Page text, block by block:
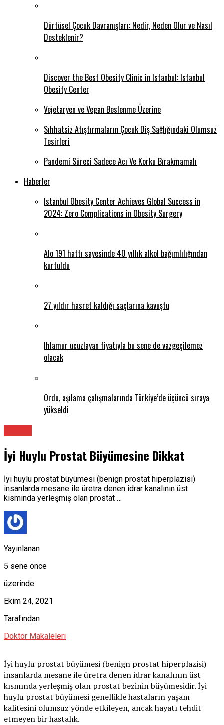
Dürtüsel Çocuk Davranışları: Nedir, Neden Olur ve Nasıl
Desteklenir?
Discover the Best Obesity Clinic in Istanbul: Istanbul
Obesity Center
Vejetaryen ve Vegan Beslenme Üzerine
Sıhhatsiz Atıştırmaların Çocuk Diş Sağlığındaki Olumsuz
Tesirleri
Pandemi Süreci Sadece Acı Ve Korku Bırakmamalı
Haberler
Istanbul Obesity Center Achieves Global Success in
2024: Zero Complications in Obesity Surgery
Alo 191 hattı sayesinde 40 yıllık alkol bağımlılığından
kurtuldu
27 yıldır hasret kaldığı saçlarına kavuştu
Ihlamur ucuzlayan fiyatıyla bu sene de vazgeçilemez
olacak
Ordu, aşılama çalışmalarında Türkiye’de üçüncü sıraya
yükseldi
İyi Huylu Prostat Büyümesine Dikkat
İyi huylu prostat büyümesi (benign prostat hiperplazisi)
insanlarda mesane ile üretra denen idrar kanalının üst
kısmında yerleşmiş olan prostat …
Yayınlanan
5 sene önce
üzerinde
Ekim 24, 2021
Tarafından
Doktor Makaleleri
İyi huylu prostat büyümesi (benign prostat hiperplazisi)
insanlarda mesane ile üretra denen idrar kanalının üst
kısmında yerleşmiş olan prostat bezinin büyümesidir. İyi
huylu prostat büyümesi genellikle hastaların yaşam
kalitesini olumsuz yönde etkileyen, ancak hayatı tehdit
etmeyen bir hastalık.